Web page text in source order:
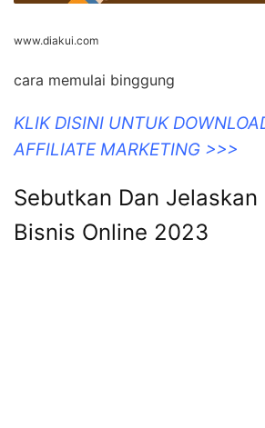
www.diakui.com
cara memulai binggung
KLIK DISINI UNTUK
AFFILIATE MARKETING >>>
Sebutkan Dan
Bisnis Online 2023